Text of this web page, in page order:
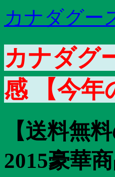
カナダグー
カナダグ
感 【今年
【送料無
2015豪華